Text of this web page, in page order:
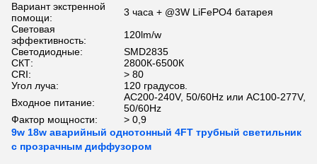
Вариант экстренной
помощи:
3 часа + @3W LiFePO4 батарея
Световая
эффективность:
120lm/w
Светодиодные:
SMD2835
СКТ:
2800К-6500К
CRI:
> 80
Угол луча:
120 градусов.
Входное питание:
AC200-240V, 50/60Hz или AC100-277V,
50/60Hz
Фактор мощности:
> 0,9
9w 18w аварийный однотонный 4FT трубный светильник
с прозрачным диффузором